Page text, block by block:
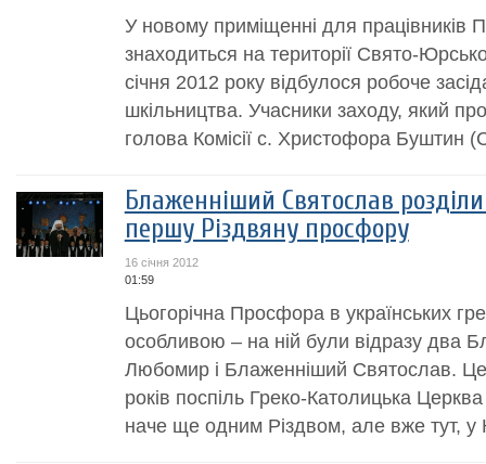
У новому приміщенні для працівників
знаходиться на території Свято-
січня 2012 року відбулося робоче
шкільництва. Учасники заходу, який
голова Комісії с. Христофора Буштин
Блаженніший Святослав
першу Різдвяну просфору
16 січня 2012
01:59
Цьогорічна Просфора в українських
особливою – на ній були відразу два
Любомир і Блаженніший Святослав.
років поспіль Греко-Католицька
наче ще одним Різдвом, але вже тут, у